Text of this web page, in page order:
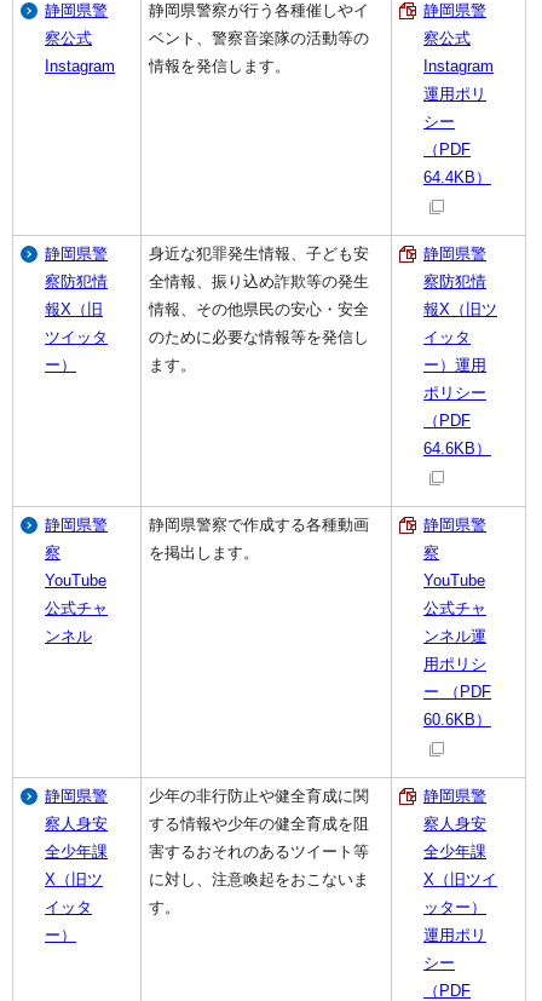
静岡県警
察公式
Instagram
静岡県警察が行う各種催しやイ
ベント、警察音楽隊の活動等の
情報を発信します。
静岡県警
察公式
Instagram
運用ポリ
シー
（PDF
64.4KB）
静岡県警
察防犯情
報X（旧
ツイッタ
ー）
身近な犯罪発生情報、子ども安
全情報、振り込め詐欺等の発生
情報、その他県民の安心・安全
のために必要な情報等を発信し
ます。
静岡県警
察防犯情
報X（旧ツ
イッタ
ー）運用
ポリシー
（PDF
64.6KB）
静岡県警
察
YouTube
公式チャ
ンネル
静岡県警察で作成する各種動画
を掲出します。
静岡県警
察
YouTube
公式チャ
ンネル運
用ポリシ
ー （PDF
60.6KB）
静岡県警
察人身安
全少年課
X（旧ツ
イッタ
ー）
少年の非行防止や健全育成に関
する情報や少年の健全育成を阻
害するおそれのあるツイート等
に対し、注意喚起をおこないま
す。
静岡県警
察人身安
全少年課
X（旧ツイ
ッター）
運用ポリ
シー
（PDF